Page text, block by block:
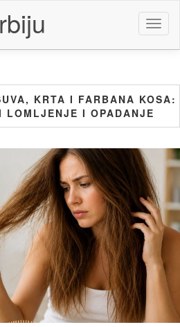
KRTA I FARBANA KOSA:
LOMLJENJE I OPADANJE